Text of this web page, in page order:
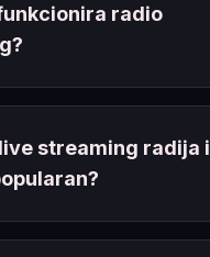
radio
live streaming radija i